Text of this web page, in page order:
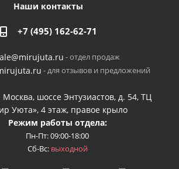
Наши контакты
+7 (495) 162-62-71
- отдел продаж
- для отзывов и предложений
Москва, шоссе Энтузиастов, д. 54, ТЦ
Уюта», 4 этаж, правое крыло
Режим работы отдела:
Пн-Пт: 09:00-18:00
Сб-Вс: выходной